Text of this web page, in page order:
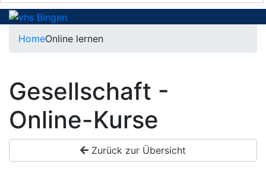
HomeOnline lernen
Gesellschaft -
Online-Kurse
Zurück zur Übersicht